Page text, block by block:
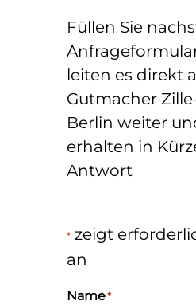
Füllen Sie
leiten es direkt
Gutmacher
Berlin weiter
erhalten in
Antwort
*zeigt
an
Name*